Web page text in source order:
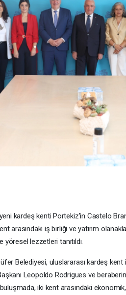
kardeş kenti Portekiz’in Castelo
arasındaki iş birliği ve yatırım
lezzetleri tanıtıldı.
Belediyesi, uluslararası kardeş
Leopoldo Rodrigues ve
iki kent arasındaki